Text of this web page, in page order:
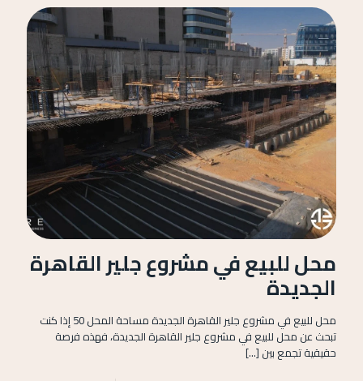
محل للبيع في مشروع جلير القاهرة
الجديدة
محل للبيع في مشروع جلير القاهرة الجديدة مساحة المحل 50 إذا كنت
تبحث عن محل للبيع في مشروع جلير القاهرة الجديدة، فهذه فرصة
حقيقية تجمع بين […]